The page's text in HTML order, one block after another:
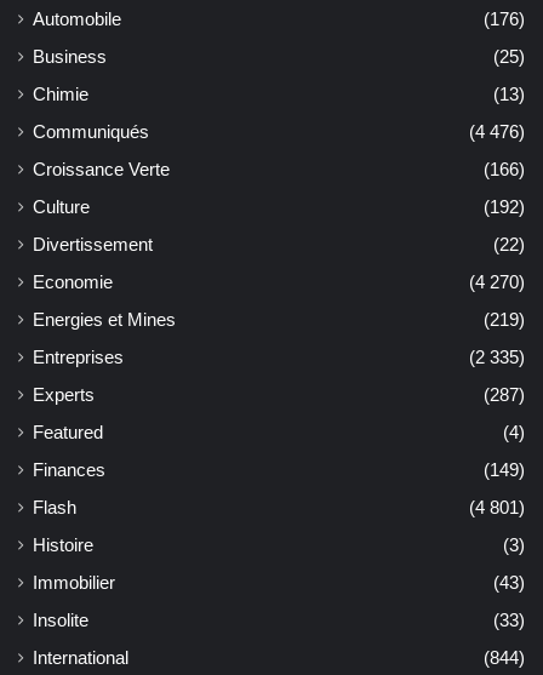
Automobile
(176)
Business
(25)
Chimie
(13)
Communiqués
(4 476)
Croissance Verte
(166)
Culture
(192)
Divertissement
(22)
Economie
(4 270)
Energies et Mines
(219)
Entreprises
(2 335)
Experts
(287)
Featured
(4)
Finances
(149)
Flash
(4 801)
Histoire
(3)
Immobilier
(43)
Insolite
(33)
International
(844)